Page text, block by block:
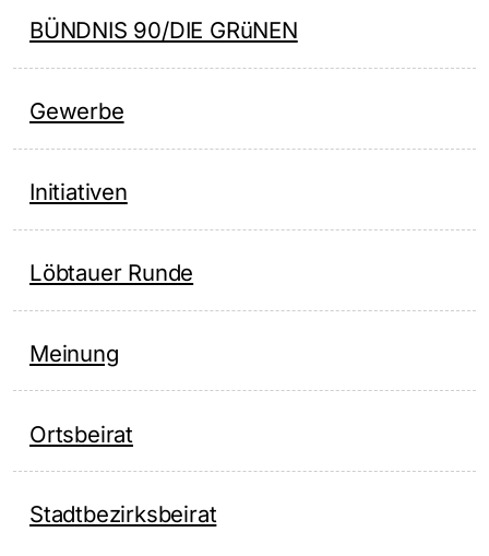
BÜNDNIS 90/DIE GRüNEN
Gewerbe
Initiativen
Löbtauer Runde
Meinung
Ortsbeirat
Stadtbezirksbeirat